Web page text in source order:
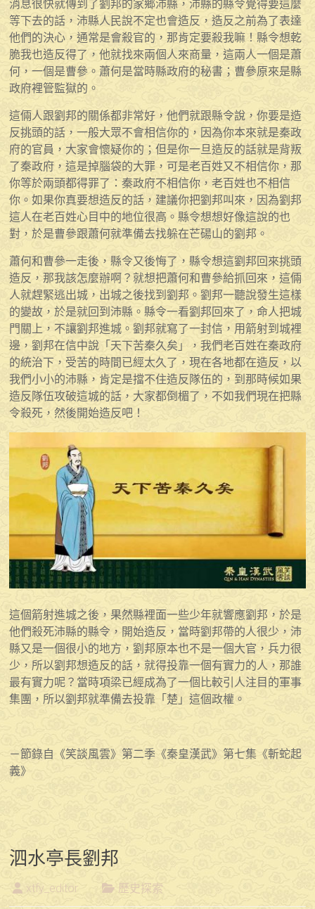
消息很快就傳到了劉邦的家鄉沛縣，沛縣的縣令覺得要這麼
等下去的話，沛縣人民說不定也會造反，造反之前為了表達
他們的決心，通常是會殺官的，那肯定要殺我嘛！縣令想乾
脆我也造反得了，他就找來兩個人來商量，這兩人一個是蕭
何，一個是曹參。蕭何是當時縣政府的秘書；曹參原來是縣
政府裡管監獄的。
這倆人跟劉邦的關係都非常好，他們就跟縣令說，你要是造
反挑頭的話，一般大眾不會相信你的，因為你本來就是秦政
府的官員，大家會懷疑你的；但是你一旦造反的話就是背叛
了秦政府，這是掉腦袋的大罪，可是老百姓又不相信你，那
你等於兩頭都得罪了：秦政府不相信你，老百姓也不相信
你。如果你真要想造反的話，建議你把劉邦叫來，因為劉邦
這人在老百姓心目中的地位很高。縣令想想好像這說的也
對，於是曹參跟蕭何就準備去找躲在芒碭山的劉邦。
蕭何和曹參一走後，縣令又後悔了，縣令想這劉邦回來挑頭
造反，那我該怎麼辦啊？就想把蕭何和曹參給抓回來，這倆
人就趕緊逃出城，出城之後找到劉邦。劉邦一聽說發生這樣
的變故，於是就回到沛縣。縣令一看劉邦回來了，命人把城
門關上，不讓劉邦進城。劉邦就寫了一封信，用箭射到城裡
邊，劉邦在信中說「天下苦秦久矣」，我們老百姓在秦政府
的統治下，受苦的時間已經太久了，現在各地都在造反，以
我們小小的沛縣，肯定是擋不住造反隊伍的，到那時候如果
造反隊伍攻破這城的話，大家都倒楣了，不如我們現在把縣
令殺死，然後開始造反吧！
這個箭射進城之後，果然縣裡面一些少年就響應劉邦，於是
他們殺死沛縣的縣令，開始造反，當時劉邦帶的人很少，沛
縣又是一個很小的地方，劉邦原本也不是一個大官，兵力很
少，所以劉邦想造反的話，就得投靠一個有實力的人，那誰
最有實力呢？當時項梁已經成為了一個比較引人注目的軍事
集團，所以劉邦就準備去投靠「楚」這個政權。
－節錄自《笑談風雲》第二季《秦皇漢武》第七集《斬蛇起
義》
泗水亭長劉邦
xtfy_editor 歷史探索